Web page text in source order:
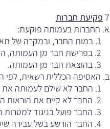
7 פקיעת חברות
א. החברות בעמותה פוקעת:
ב. האסיפה הכללית רשאית,